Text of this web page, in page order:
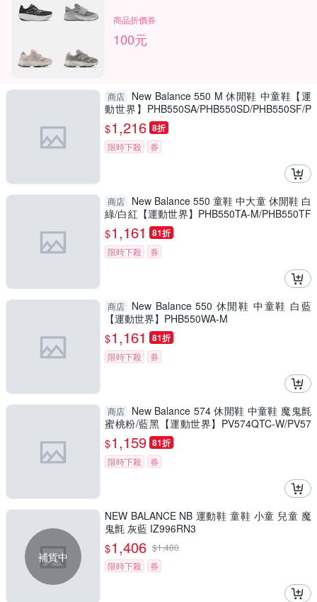
商品折價券
100元
商店
New Balance 550 M 休閒鞋 中童鞋【運
動世界】PHB550SA/PHB550SD/PHB550SF/P
HB550SK
$1,216 8折
限時下殺 券
商店
New Balance 550 童鞋 中大童 休閒鞋 白
綠/白紅【運動世界】PHB550TA-M/PHB550TF
-M
$1,161 81折
限時下殺 券
商店
New Balance 550 休閒鞋 中童鞋 白藍
【運動世界】PHB550WA-M
$1,161 81折
限時下殺 券
商店
New Balance 574 休閒鞋 中童鞋 魔鬼氈
蜜桃粉/藍黑【運動世界】PV574QTC-W/PV57
4QRB-W
$1,159 81折
限時下殺 券
補貨中
NEW BALANCE NB 運動鞋 童鞋 小童 兒童 魔
鬼氈 灰藍 IZ996RN3
$1,406 $1,480
限時下殺
券